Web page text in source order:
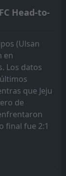
Head-to-
(Ulsan
en
Los datos
que Jeju
de
final fue 2:1